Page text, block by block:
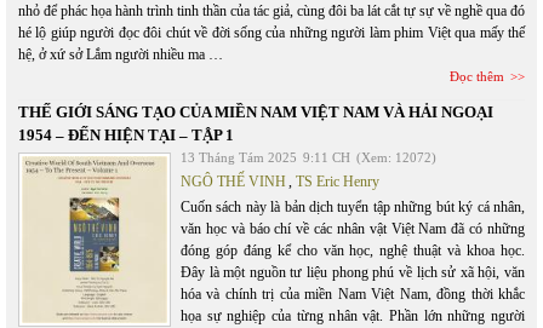
nhỏ để phác họa hành trình tinh thần của tác giả, cùng đôi ba lát cắt tự sự về nghề qua đó
hé lộ giúp người đọc đôi chút về đời sống của những người làm phim Việt qua mấy thế
hệ, ở xứ sở Lắm người nhiều ma …
Đọc thêm
THẾ GIỚI SÁNG TẠO CỦA MIỀN NAM VIỆT NAM VÀ HẢI NGOẠI
1954 – ĐẾN HIỆN TẠI – TẬP 1
13 Tháng Tám 2025 9:11 CH (Xem: 12072)
NGÔ THẾ VINH, TS Eric Henry
Cuốn sách này là bản dịch tuyển tập những bút ký cá nhân,
văn học và báo chí về các nhân vật Việt Nam đã có những
đóng góp đáng kể cho văn học, nghệ thuật và khoa học.
Đây là một nguồn tư liệu phong phú về lịch sử xã hội, văn
hóa và chính trị của miền Nam Việt Nam, đồng thời khắc
họa sự nghiệp của từng nhân vật. Phần lớn những người